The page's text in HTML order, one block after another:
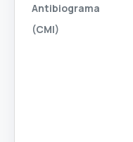
Antibiograma
(CMI)